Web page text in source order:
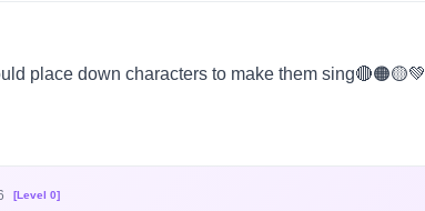
place down characters to make them
[Level 0]